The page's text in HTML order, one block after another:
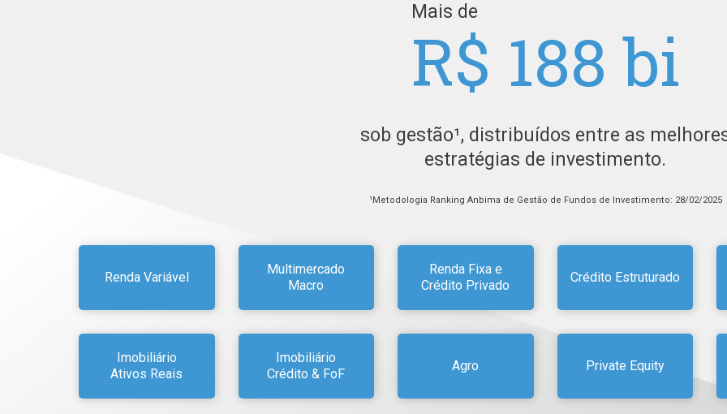
Mais de
R$ 188 bi
sob gestão¹, distribuídos entre as
estratégias de investimento.
¹Metodologia Ranking Anbima de Gestão de Fundos de Investimento: 28/02/2025
Renda Variável
Multimercado
Macro
Renda Fixa e
Crédito Privado
Crédito Estruturado
Imobiliário
Ativos Reais
Imobiliário
Crédito & FoF
Agro Private Equity